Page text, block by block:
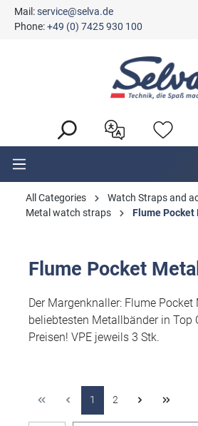
content
Mail:service@selva.de
Phone:+49 (0) 7425 930 100
All Categories
Watch Straps and
Metal watch straps
Flume
Flume Pocket
Der Margenknaller: Flume
beliebtesten Metallbänder in Top
Preisen! VPE jeweils 3 Stk.
1 2